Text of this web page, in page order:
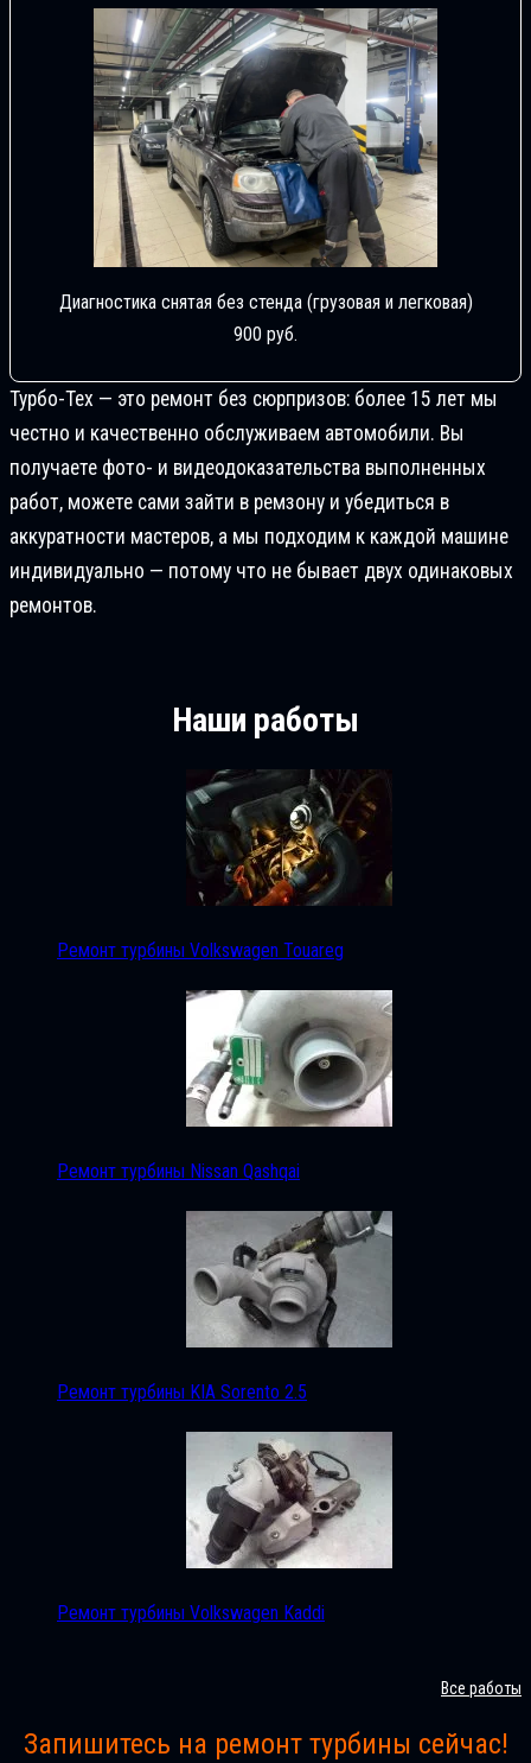
Диагностика снятая без стенда (грузовая и легковая)
900 руб.
Турбо-Тех — это ремонт без сюрпризов: более 15 лет мы
честно и качественно обслуживаем автомобили. Вы
получаете фото- и видеодоказательства выполненных
работ, можете сами зайти в ремзону и убедиться в
аккуратности мастеров, а мы подходим к каждой машине
индивидуально — потому что не бывает двух одинаковых
ремонтов.
Наши работы
Ремонт турбины Volkswagen Touareg
Ремонт турбины Nissan Qashqai
Ремонт турбины KIA Sorento 2.5
Ремонт турбины Volkswagen Kaddi
Все работы
Запишитесь на ремонт турбины сейчас!